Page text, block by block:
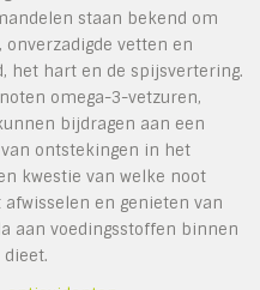
staan bekend om
onverzadigde vetten en
het hart en de spijsvertering.
omega-3-vetzuren,
bijdragen aan een
ontstekingen in het
kwestie van welke noot
en genieten van
aan voedingsstoffen binnen